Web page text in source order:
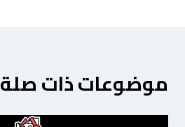
موضوعات ذات صلة